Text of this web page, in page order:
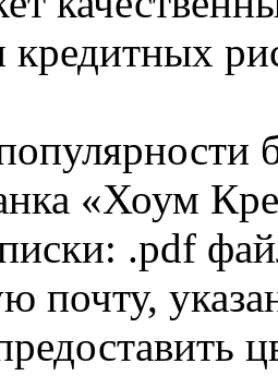
кредитных
«Хоум
.pdf
почту,